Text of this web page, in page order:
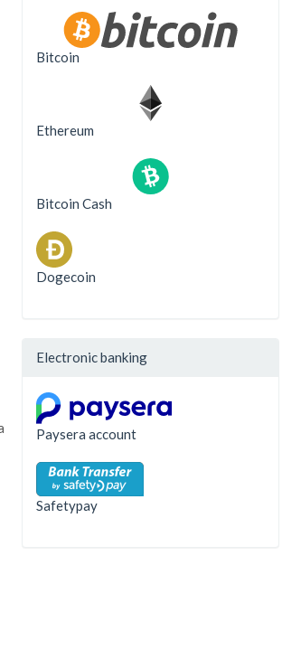
Bitcoin
Ethereum
Bitcoin Cash
Dogecoin
Electronic banking
Paysera account
Safetypay